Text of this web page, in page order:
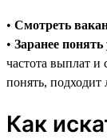
• Смотреть
• Заранее понять
частота выплат и
понять,
Как